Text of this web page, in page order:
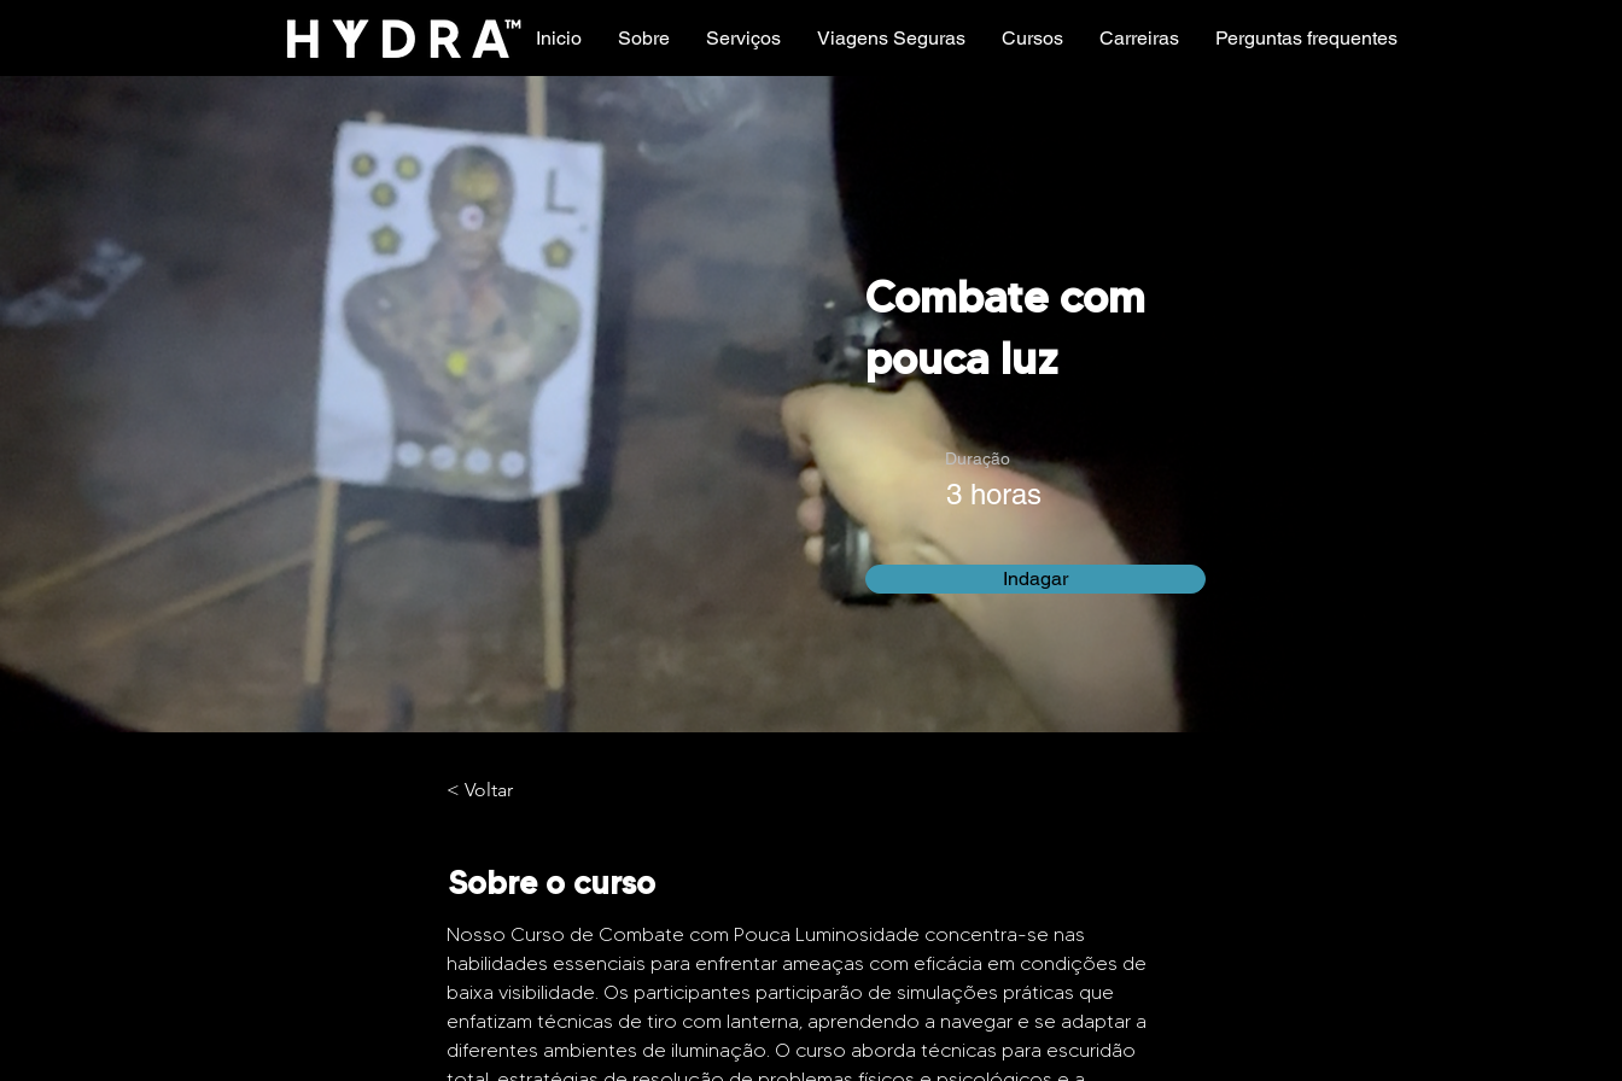
Inicio Sobre Serviços Viagens Seguras Cursos Carreiras Perguntas frequentes
Combate com
pouca luz
Duração
3 horas
Indagar
< Voltar
Sobre o curso
Nosso Curso de Combate com Pouca Luminosidade concentra-se nas
habilidades essenciais para enfrentar ameaças com eficácia em condições de
baixa visibilidade. Os participantes participarão de simulações práticas que
enfatizam técnicas de tiro com lanterna, aprendendo a navegar e se adaptar a
diferentes ambientes de iluminação. O curso aborda técnicas para escuridão